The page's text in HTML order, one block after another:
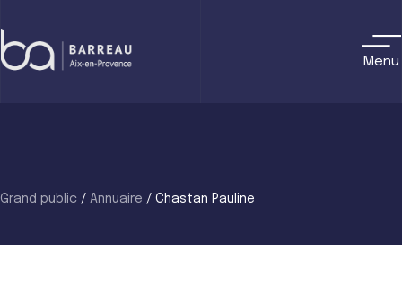
to
content
Menu
Grand public / Annuaire / Chastan Pauline